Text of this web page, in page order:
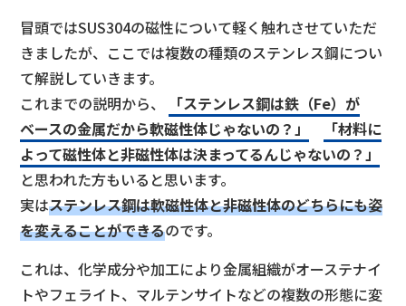
冒頭ではSUS304の磁性について軽く触れさせていただ
きましたが、ここでは複数の種類のステンレス鋼につい
て解説していきます。
これまでの説明から、
「ステンレス鋼は鉄（Fe）が
ベースの金属だから軟磁性体じゃないの？」
「材料に
よって磁性体と非磁性体は決まってるんじゃないの？」
と思われた方もいると思います。
実はステンレス鋼は軟磁性体と非磁性体のどちらにも姿
を変えることができるのです。
これは、化学成分や加工により金属組織がオーステナイ
トやフェライト、マルテンサイトなどの複数の形態に変